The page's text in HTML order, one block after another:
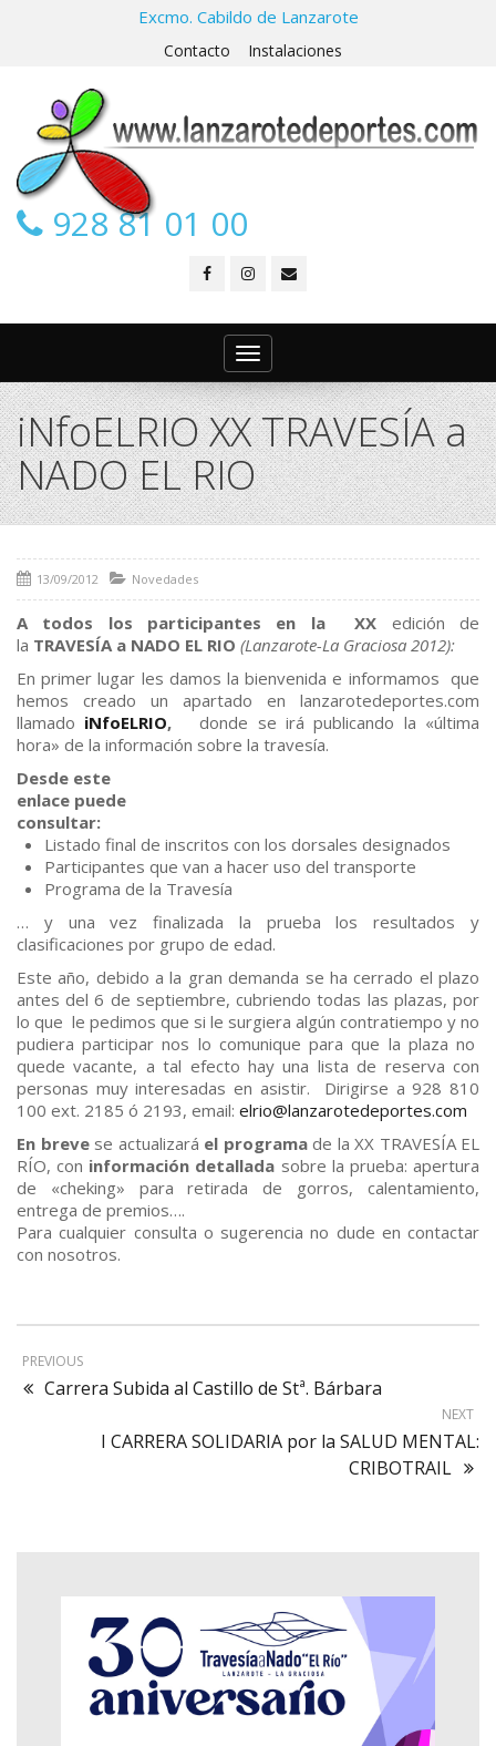
Excmo. Cabildo de Lanzarote
Contacto Instalaciones
928 81 01 00
Toggle
navigation
iNfoELRIO XX TRAVESÍA a
NADO EL RIO
13/09/2012 Novedades
A todos los participantes en la XX edición de
la TRAVESÍA a NADO EL RIO (Lanzarote-La Graciosa 2012):
En primer lugar les damos la bienvenida e informamos que
hemos creado un apartado en lanzarotedeportes.com
llamado iNfoELRIO,
donde se irá publicando la «última
hora» de la información sobre la travesía.
Desde este
enlace puede
consultar:
Listado final de inscritos con los dorsales designados
Participantes que van a hacer uso del transporte
Programa de la Travesía
… y una vez finalizada la prueba los resultados y
clasificaciones por grupo de edad.
Este año, debido a la gran demanda se ha cerrado el plazo
antes del 6 de septiembre, cubriendo todas las plazas, por
lo que le pedimos que si le surgiera algún contratiempo y no
pudiera participar nos lo comunique para que la plaza no
quede vacante, a tal efecto hay una lista de reserva con
personas muy interesadas en asistir. Dirigirse a 928 810
100 ext. 2185 ó 2193, email: elrio@lanzarotedeportes.com
En brevese actualizará el programade la XX TRAVESÍA EL
RÍO, con información detallada sobre la prueba: apertura
de «cheking» para retirada de gorros, calentamiento,
entrega de premios….
Para cualquier consulta o sugerencia no dude en contactar
con nosotros.
PREVIOUS
Carrera Subida al Castillo de Stª. Bárbara
NEXT
I CARRERA SOLIDARIA por la SALUD MENTAL:
CRIBOTRAIL